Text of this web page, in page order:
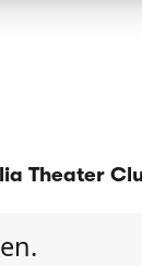
Theater